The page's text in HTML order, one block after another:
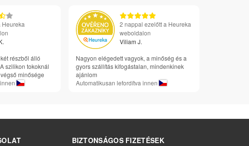
Heureka
részből álló
szilikon tokoknál
minősége
innen
2 nappal ezelőtt a Heureka
weboldalon
Viliam J.
Nagyon elégedett vagyok, a minőség és a
gyors szállítás kifogástalan, mindenkinek
ajánlom
Automatikusan lefordítva innen
BIZTONSÁGOS FIZETÉSEK